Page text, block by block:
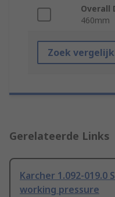
Overall
460mm
Zoek
Gerelateerde Links
Karcher 1.092-019.0
working pressure